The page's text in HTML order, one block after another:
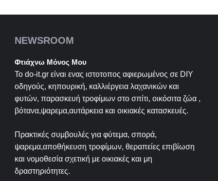
NEWSROOM
Φτιάχνω Μόνος Μου
Το do-it.gr είναι ενας ιστοτοπος αφιερωμένος σε DIY
οδηγούς, κηπουρική, καλλιέργεια λαχανικών και
φυτών, παρασκευή τροφίμων στο σπίτι, οικόσιτα ζώα ,
βότανα,ψαρεμα,αυτάρκεια και οικιακές κατασκευές.
Πρακτικές συμβουλές για φύτεμα, σπορά,
ψαρεμα,αποθήκευση τροφίμων, θεραπείες επιβίωση
και νομοθεσία σχετική με οικιακές και μη
δραστηριότητες.